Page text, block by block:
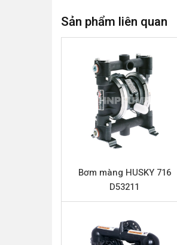
Bơm màng HUSKY 1050
kế đặc biệt để xử lý đa
bỉ và hiệu suất vượt trội,
Thông số kỹ thuật
Model
Chất liệu thân bơm
Sản phẩm liên quan
Bơm màng HUSKY 716
D53211